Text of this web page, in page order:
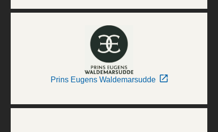
Prins Eugens Waldemarsudde